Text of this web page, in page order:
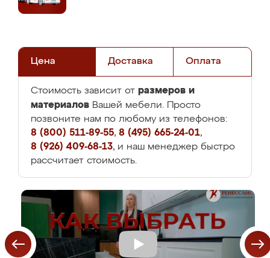
Цена Доставка Оплата
Стоимость зависит от размеров и
материалов Вашей мебели. Просто
позвоните нам по любому из телефонов:
8 (800) 511-89-55, 8 (495) 665-24-01,
8 (926) 409-68-13, и наш менеджер быстро
рассчитает стоимость.